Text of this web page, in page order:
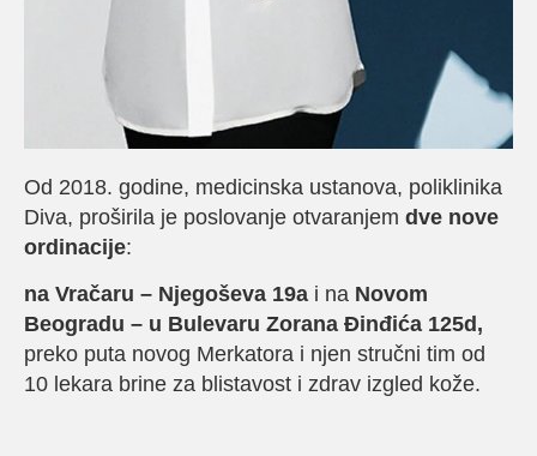
Od 2018. godine, medicinska ustanova, poliklinika
Diva, proširila je poslovanje otvaranjem dve nove
ordinacije:
na Vračaru – Njegoševa 19a i na Novom
Beogradu – u Bulevaru Zorana Đinđića 125d,
preko puta novog Merkatora i njen stručni tim od
10 lekara brine za blistavost i zdrav izgled kože.